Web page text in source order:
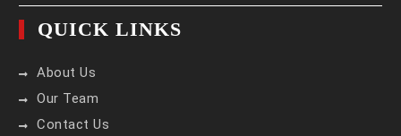
QUICK LINKS
About Us
Our Team
Contact Us